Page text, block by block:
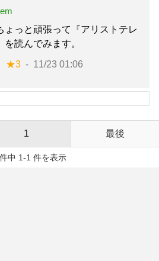
ょっと頑張って『アリストテレ
を読んでみます。
★3 11/23 01:06
1 最後
中 1-1 件を表示